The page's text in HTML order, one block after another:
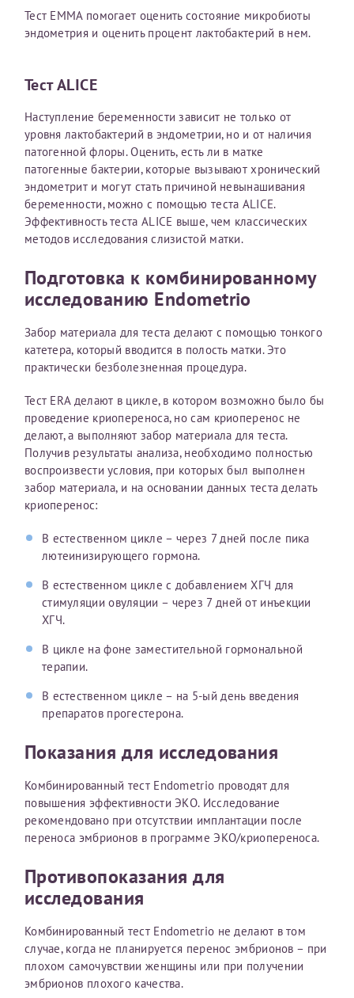
Тест EMMA помогает оценить состояние микробиоты
эндометрия и оценить процент лактобактерий в нем.
Тест ALICE
Наступление беременности зависит не только от
уровня лактобактерий в эндометрии, но и от наличия
патогенной флоры. Оценить, есть ли в матке
патогенные бактерии, которые вызывают хронический
эндометрит и могут стать причиной невынашивания
беременности, можно с помощью теста ALICE.
Эффективность теста ALICE выше, чем классических
методов исследования слизистой матки.
Подготовка к комбинированному
исследованию Endometrio
Забор материала для теста делают с помощью тонкого
катетера, который вводится в полость матки. Это
практически безболезненная процедура.
Тест ERA делают в цикле, в котором возможно было бы
проведение криопереноса, но сам криоперенос не
делают, а выполняют забор материала для теста.
Получив результаты анализа, необходимо полностью
воспроизвести условия, при которых был выполнен
забор материала, и на основании данных теста делать
криоперенос:
В естественном цикле – через 7 дней после пика
лютеинизирующего гормона.
В естественном цикле с добавлением ХГЧ для
стимуляции овуляции – через 7 дней от инъекции
ХГЧ.
В цикле на фоне заместительной гормональной
терапии.
В естественном цикле – на 5-ый день введения
препаратов прогестерона.
Показания для исследования
Комбинированный тест Endometrio проводят для
повышения эффективности ЭКО. Исследование
рекомендовано при отсутствии имплантации после
переноса эмбрионов в программе ЭКО/криопереноса.
Противопоказания для
исследования
Комбинированный тест Endometrio не делают в том
случае, когда не планируется перенос эмбрионов – при
плохом самочувствии женщины или при получении
эмбрионов плохого качества.
налогоплательщика* (основной разворот с фотографией,
вашими данными и местом выдачи)
Нажимая кнопку "Отправить" соглашаюсь сПолитикой
конфиденциальности
Я подтверждаю свое согласие на передачу указанной мной
информации в электронной форме (в том числе персональных
данных) по открытым каналам связи сети Интернет.